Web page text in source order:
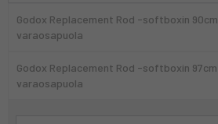
Godox Replacement Rod -softboxin 90cm
varaosapuola
Godox Replacement Rod -softboxin 97cm
varaosapuola